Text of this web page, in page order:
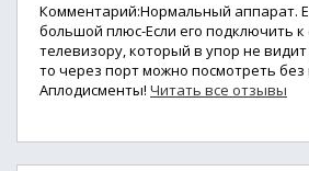
Комментарий:Нормальный аппарат.
большой плюс-Если его подключить
телевизору, который в упор не
то через порт можно посмотреть без
Аплодисменты! Читать все отзывы